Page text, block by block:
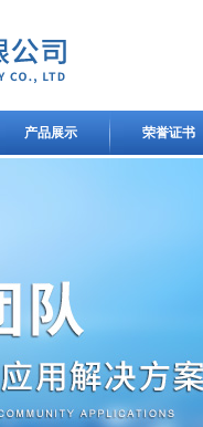
产品展示 荣誉证书